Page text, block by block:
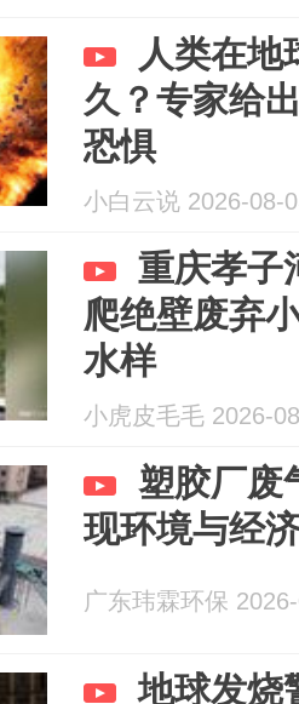
人类在地
久？专家给
恐惧
小白云说 2026-08-
重庆孝子
爬绝壁废弃
水样
小虎皮毛毛 2026-
塑胶厂废
现环境与经
广东玮霖环保
地球发烧